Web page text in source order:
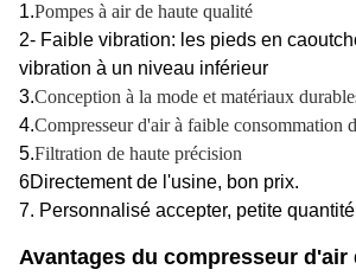
1.Pompes à air de haute qualité
2- Faible vibration: les pieds en
vibration à un niveau inférieur
3.Conception à la mode et matériaux
4.Compresseur d'air à faible consommation
5.Filtration de haute précision
6Directement de l'usine, bon prix.
7. Personnalisé accepter, petite
Avantages du compresseur d'air